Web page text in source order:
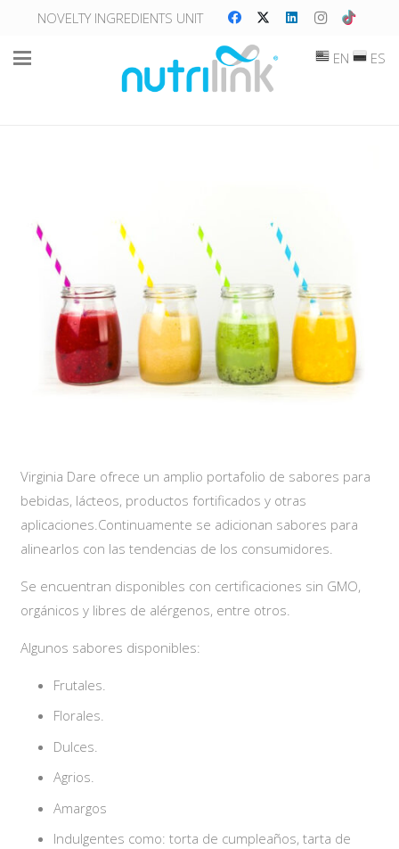
NOVELTY INGREDIENTS UNIT
EN ES
Virginia Dare ofrece un amplio portafolio de sabores para
bebidas, lácteos, productos fortificados y otras
aplicaciones.Continuamente se adicionan sabores para
alinearlos con las tendencias de los consumidores.
Se encuentran disponibles con certificaciones sin GMO,
orgánicos y libres de alérgenos, entre otros.
Algunos sabores disponibles:
Frutales.
Florales.
Dulces.
Agrios.
Amargos
Indulgentes como: torta de cumpleaños, tarta de